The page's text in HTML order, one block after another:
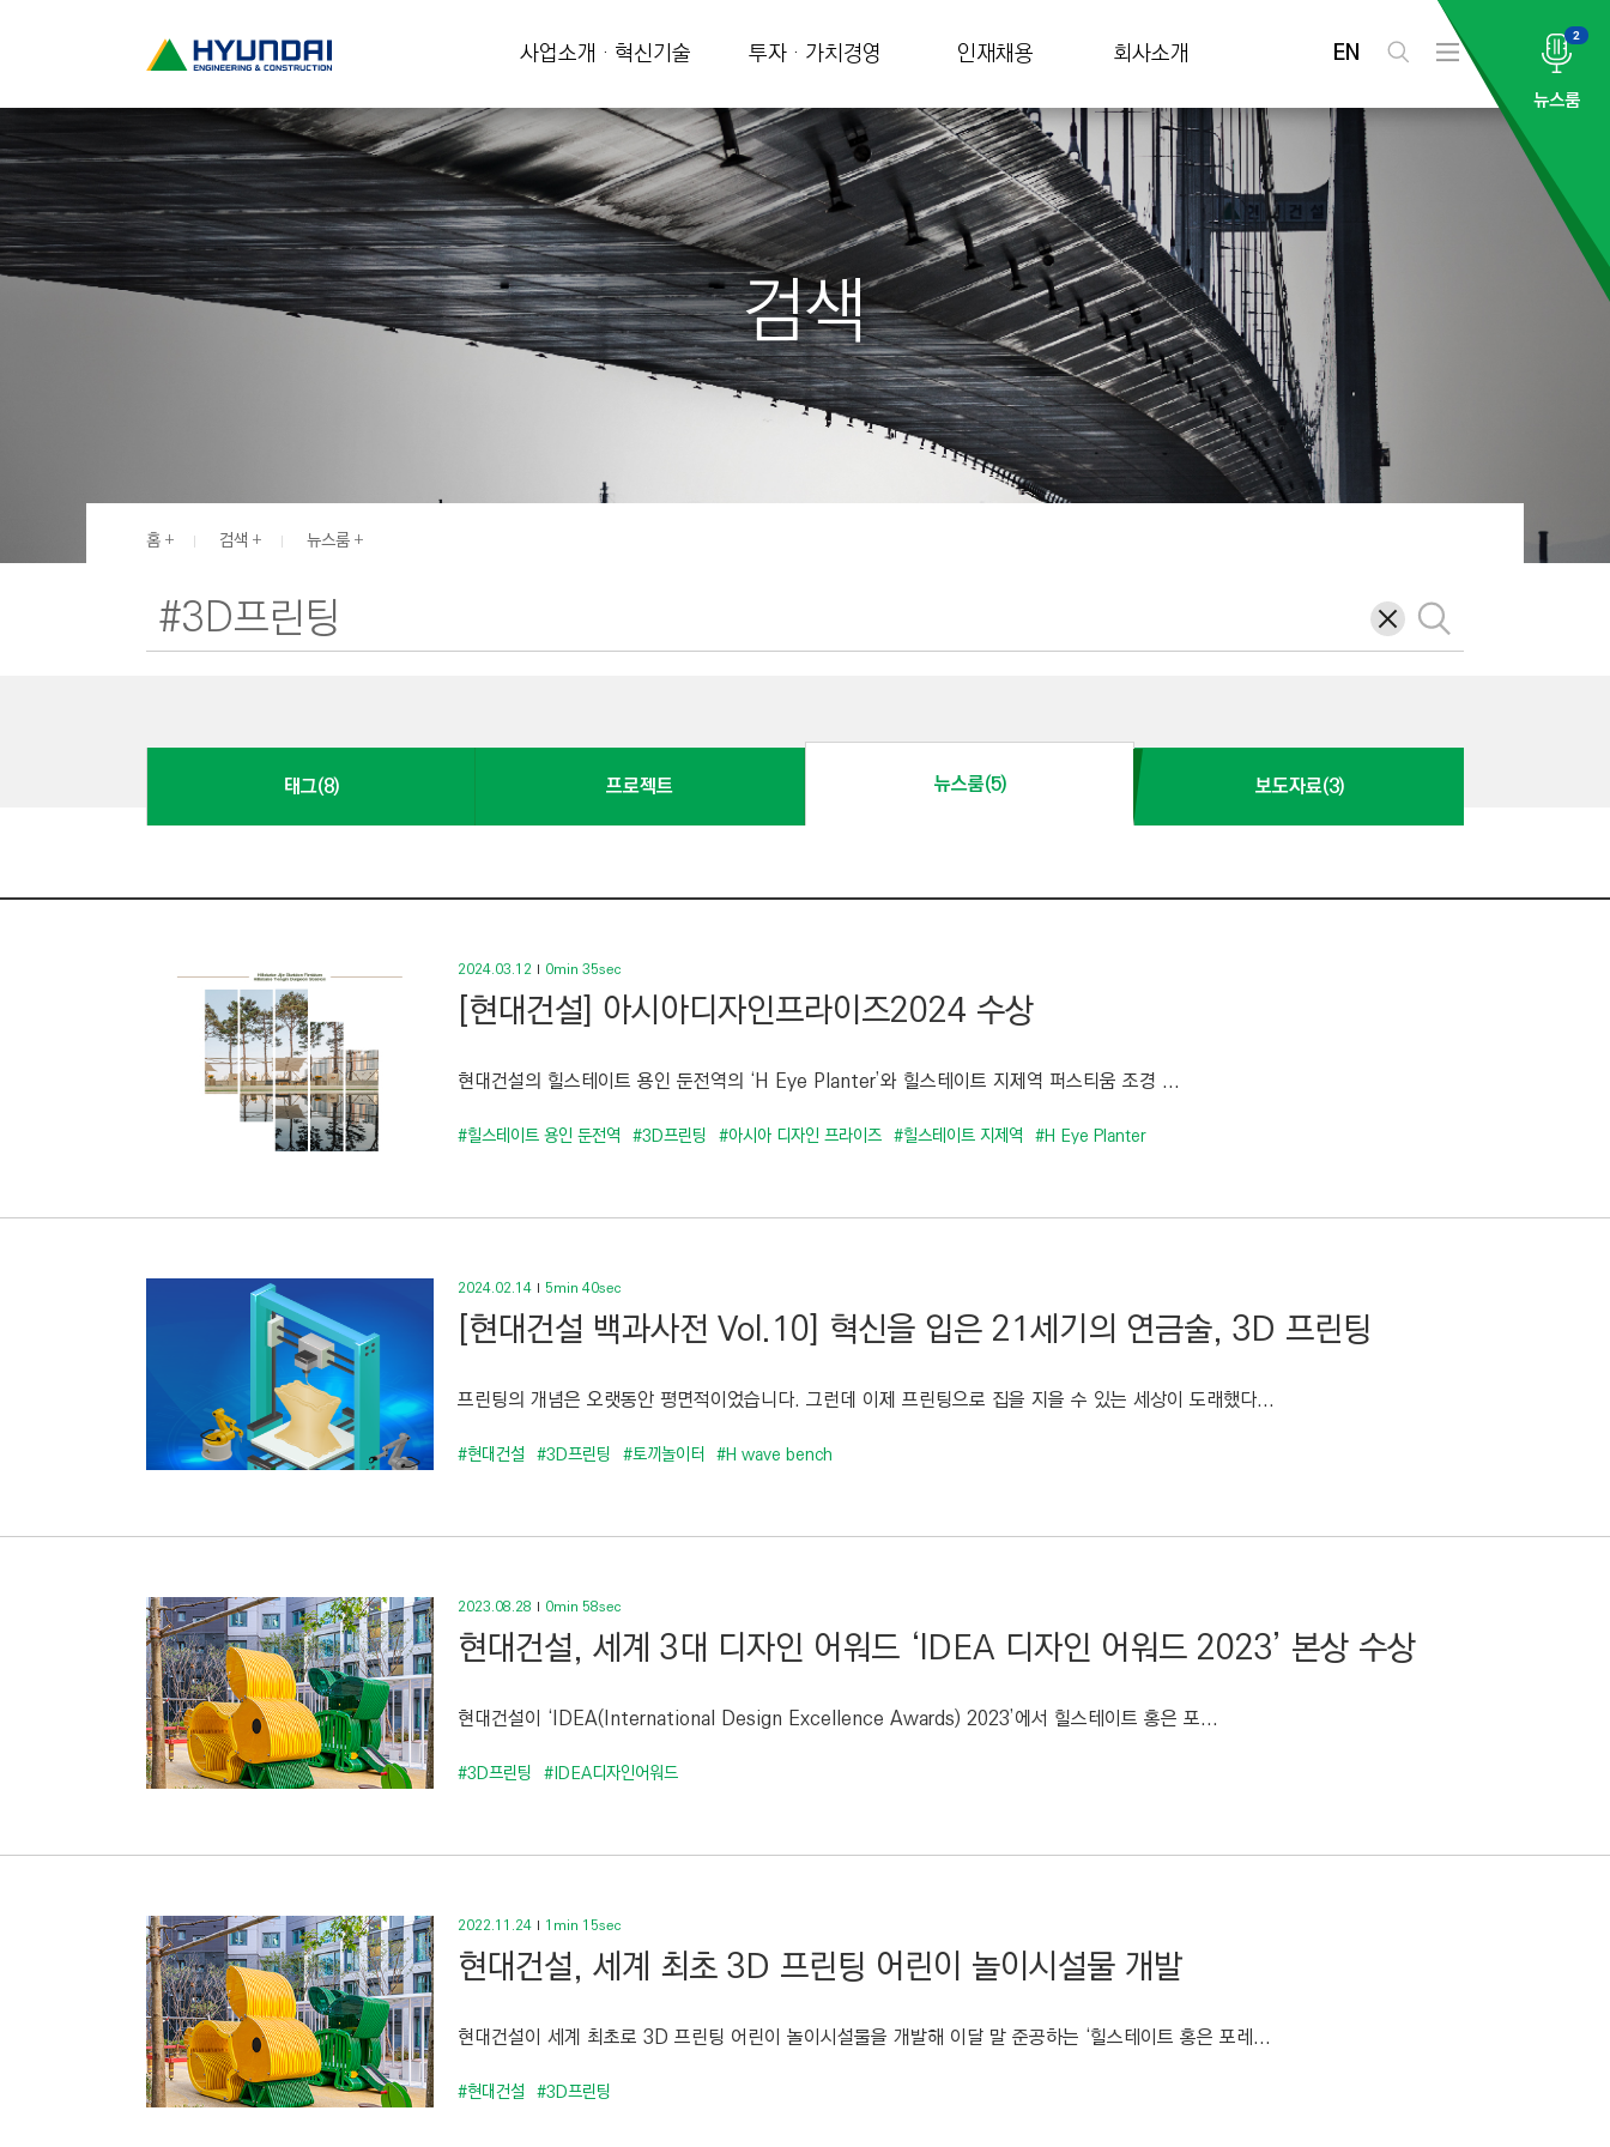
현
건
설
H
Y
U
N
G
N
&
O
N
사업소개 · 혁신기술 투자 · 가치경영 인재채용 회사소개 EN
검
전
메
2
뉴스룸
검색
홈 검색 뉴스룸
삭
제
검
색
태그(8) 프로젝트 뉴스룸(5) 보도자료(3)
2024.03.12 0min 35sec
[현대건설] 아시아디자인프라이즈2024 수상
현대건설의 힐스테이트 용인 둔전역의 ‘H Eye Planter’와 힐스테이트 지제역 퍼스티움 조경 ...
#힐스테이트 용인 둔전역 #3D프린팅 #아시아 디자인 프라이즈 #힐스테이트 지제역 #H Eye Planter
2024.02.14 5min 40sec
[현대건설 백과사전 Vol.10] 혁신을 입은 21세기의 연금술, 3D 프린팅
프린팅의 개념은 오랫동안 평면적이었습니다. 그런데 이제 프린팅으로 집을 지을 수 있는 세상이 도래했다...
#현대건설 #3D프린팅 #토끼놀이터 #H wave bench
2023.08.28 0min 58sec
현대건설, 세계 3대 디자인 어워드 ‘IDEA 디자인 어워드 2023’ 본상 수상
현대건설이 ‘IDEA(International Design Excellence Awards) 2023’에서 힐스테이트 홍은 포...
#3D프린팅 #IDEA디자인어워드
2022.11.24 1min 15sec
현대건설, 세계 최초 3D 프린팅 어린이 놀이시설물 개발
현대건설이 세계 최초로 3D 프린팅 어린이 놀이시설물을 개발해 이달 말 준공하는 ‘힐스테이트 홍은 포레...
#현대건설 #3D프린팅